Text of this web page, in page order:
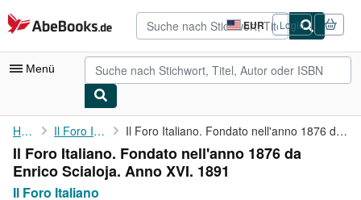
Zum Hauptinhalt
AbeBooks.de EUR
Seite
der
Einkaufseinstellungen.
Login
Menü
Nutzerkonto
Meine Bestellungen
Detailsuche
Home Il Foro Italiano Il Foro Italiano. Fondato nell'anno 1876 da Enrico Scialoja. ...
Il Foro Italiano. Fondato nell'anno 1876 da
Enrico Scialoja. Anno XVI. 1891
Il Foro Italiano